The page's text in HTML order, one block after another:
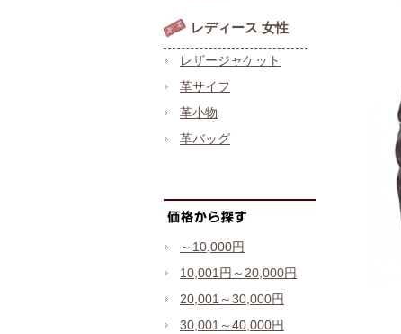
レディース 女性
レザージャケット
革サイフ
革小物
革バッグ
～10,000円
10,001円～20,000円
20,001～30,000円
30,001～40,000円